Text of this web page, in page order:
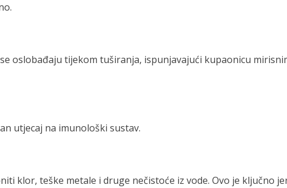
oslobađaju tijekom tuširanja, ispunjavajući kupaonicu
utjecaj na imunološki sustav.
klor, teške metale i druge nečistoće iz vode. Ovo je ključno